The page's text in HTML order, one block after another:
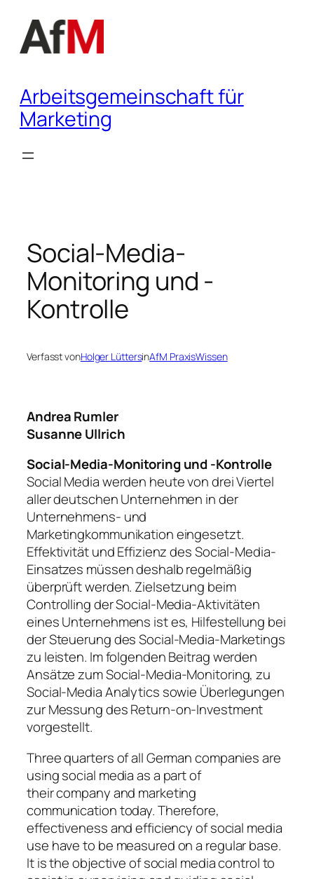
Inhalt
springen
Arbeitsgemeinschaft für
Marketing
Social-Media-
Monitoring und -
Kontrolle
Verfasst vonHolger LüttersinAfM PraxisWissen
Andrea Rumler
Susanne Ullrich
Social-Media-Monitoring und -Kontrolle
Social Media werden heute von drei Viertel
aller deutschen Unternehmen in der
Unternehmens- und
Marketingkommunikation eingesetzt.
Effektivität und Effizienz des Social-Media-
Einsatzes müssen deshalb regelmäßig
überprüft werden. Zielsetzung beim
Controlling der Social-Media-Aktivitäten
eines Unternehmens ist es, Hilfestellung bei
der Steuerung des Social-Media-Marketings
zu leisten. Im folgenden Beitrag werden
Ansätze zum Social-Media-Monitoring, zu
Social-Media Analytics sowie Überlegungen
zur Messung des Return-on-Investment
vorgestellt.
Three quarters of all German companies are
using social media as a part of
their company and marketing
communication today. Therefore,
effectiveness and efficiency of social media
use have to be measured on a regular base.
It is the objective of social media control to